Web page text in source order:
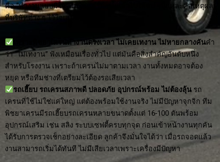
คือ “ทำงานแบบมีใจ” ไม่ใช่แค่รับงานแล้วไปให้จบ ๆนี่แหละคือเหตุผล
ที่บริษัทต่าง ๆ ไว้ใจเสมอมา
เพราะพิชยาเครนทำงานตรงเวลา ไม่เคยเทงาน ไม่หายกลางคันคำ
ว่า “ไม่เทงาน” ฟังเหมือนเรื่องทั่วไป แต่มันคือสิ่งสำคัญอันดับหนึ่ง
สำหรับโรงงาน เพราะถ้าเครนไม่มาตามเวลา งานทั้งหมดอาจต้อง
หยุด หรือทีมช่างที่เตรียมไว้ต้องรอเสียเวลา
รถเฮี๊ยบ รถเครนสภาพดี ปลอดภัย อุปกรณ์พร้อม ไม่ต้องลุ้นรถ
เครนที่ใช้ไม่ใช่แค่ใหญ่ แต่ต้องพร้อมใช้งานจริง ไม่มีปัญหาจุกจิก ทีม
พิชยาเครนมีรถเฮี๊ยบรถเครนหลายขนาดตั้งแต่ 16-100 ตันพร้อม
อุปกรณ์เสริม เช่น สลิง ระบบเซฟตี้ครบทุกจุด ก่อนเข้าหน้างานทุกคัน
ได้รับการตรวจเช็กอย่างละเอียด ลูกค้าจึงมั่นใจได้ว่า เมื่อรถจอดแล้ว
งานสามารถเริ่มได้ทันที ไม่มีเสียเวลาเพราะเครื่องมีปัญหา